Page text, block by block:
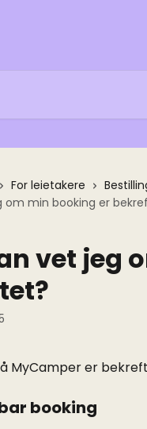
For leietakere
om min booking er
vet jeg
MyCamper er
booking